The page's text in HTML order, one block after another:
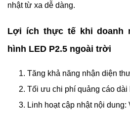
nhật từ xa dễ dàng.
Lợi ích thực tế khi doanh
hình LED P2.5 ngoài trời
Tăng khả năng nhận diện
Tối ưu chi phí quảng cáo dài
Linh hoạt cập nhật nội dung: